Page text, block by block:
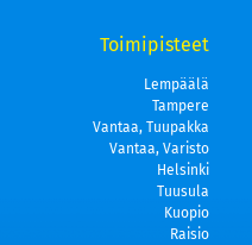
Toimipisteet
Lempäälä
Tampere
Vantaa, Tuupakka
Vantaa, Varisto
Helsinki
Tuusula
Kuopio
Raisio